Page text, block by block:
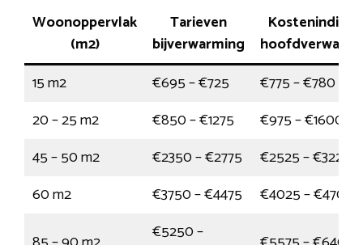
Woonoppervlak
(m2)
Tarieven
bijverwarming
15 m2
€695 – €725
€775 – €780
20 – 25 m2
€850 – €1275
€975 – €1600
45 – 50 m2
€2350 – €2775
€2525 – €3225
60 m2
€3750 – €4475
€4025 – €4700
€5250 –